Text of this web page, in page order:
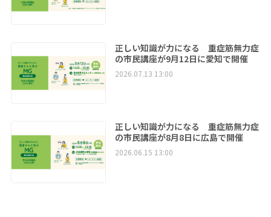
正しい知識が力になる 重症筋無力症
の市民講座が9月12日に愛知で開催
2026.07.13 13:00
正しい知識が力になる 重症筋無力症
の市民講座が8月8日に広島で開催
2026.06.15 13:00